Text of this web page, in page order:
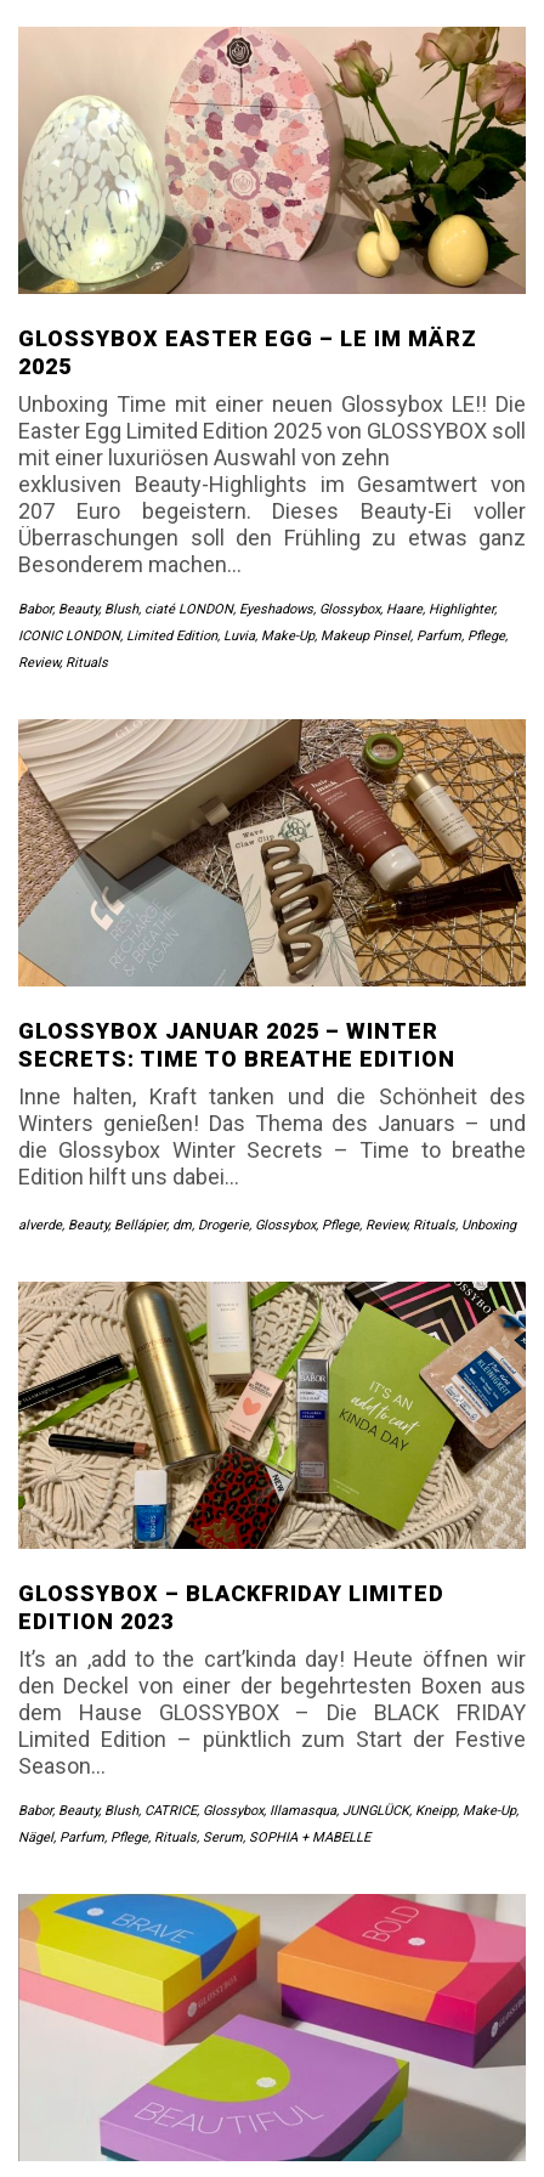
GLOSSYBOX EASTER EGG – LE IM MÄRZ
2025
Unboxing Time mit einer neuen Glossybox LE!! Die
Easter Egg Limited Edition 2025 von GLOSSYBOX soll
mit einer luxuriösen Auswahl von zehn
exklusiven Beauty-Highlights im Gesamtwert von
207 Euro begeistern. Dieses Beauty-Ei voller
Überraschungen soll den Frühling zu etwas ganz
Besonderem machen…
Babor, Beauty, Blush, ciaté LONDON, Eyeshadows, Glossybox, Haare, Highlighter,
ICONIC LONDON, Limited Edition, Luvia, Make-Up, Makeup Pinsel, Parfum, Pflege,
Review, Rituals
GLOSSYBOX JANUAR 2025 – WINTER
SECRETS: TIME TO BREATHE EDITION
Inne halten, Kraft tanken und die Schönheit des
Winters genießen! Das Thema des Januars – und
die Glossybox Winter Secrets – Time to breathe
Edition hilft uns dabei…
alverde, Beauty, Bellápier, dm, Drogerie, Glossybox, Pflege, Review, Rituals, Unboxing
GLOSSYBOX – BLACKFRIDAY LIMITED
EDITION 2023
It’s an ‚add to the cart’kinda day! Heute öffnen wir
den Deckel von einer der begehrtesten Boxen aus
dem Hause GLOSSYBOX – Die BLACK FRIDAY
Limited Edition – pünktlich zum Start der Festive
Season…
Babor, Beauty, Blush, CATRICE, Glossybox, Illamasqua, JUNGLÜCK, Kneipp, Make-Up,
Nägel, Parfum, Pflege, Rituals, Serum, SOPHIA + MABELLE